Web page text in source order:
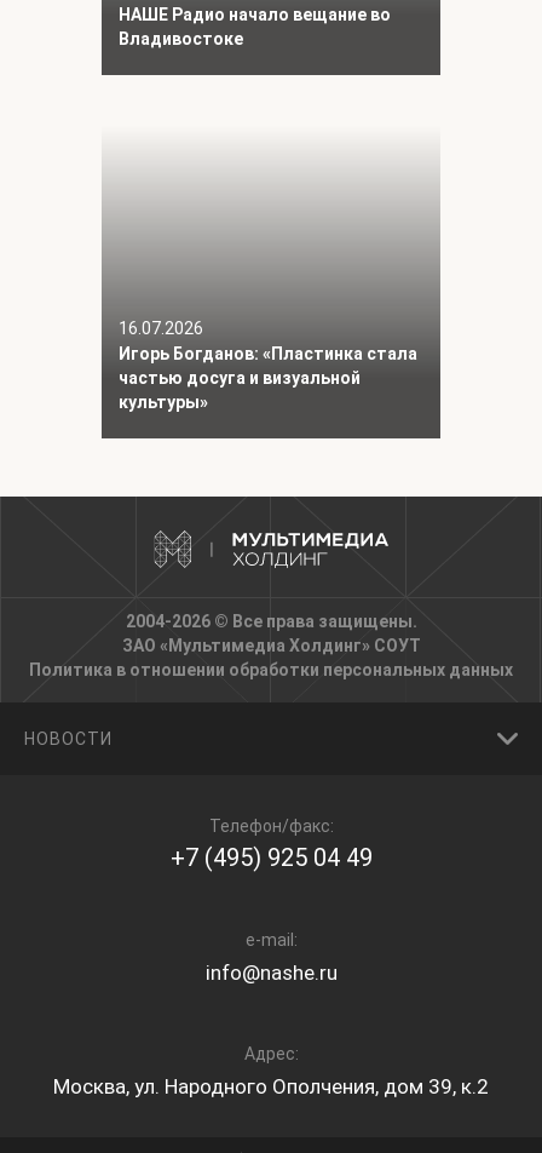
НАШЕ Радио начало вещание во
Владивостоке
16.07.2026
Игорь Богданов: «Пластинка стала
частью досуга и визуальной
культуры»
2004-2026 © Все права защищены.
ЗАО «Мультимедиа Холдинг» СОУТ
Политика в отношении обработки персональных данных
НОВОСТИ
Телефон/факс:
+7 (495) 925 04 49
e-mail:
info@nashe.ru
Адрес:
Москва, ул. Народного Ополчения, дом 39, к.2